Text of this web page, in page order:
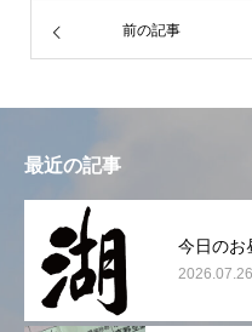
前の記事
最近の記事
今日のお
2026.07.26